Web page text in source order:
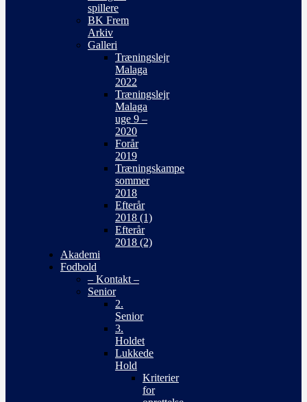
spillere
BK Frem
Arkiv
Galleri
Træningslejr
Malaga
2022
Træningslejr
Malaga
uge 9 –
2020
Forår
2019
Træningskampe
sommer
2018
Efterår
2018 (1)
Efterår
2018 (2)
Akademi
Fodbold
– Kontakt –
Senior
2.
Senior
3.
Holdet
Lukkede
Hold
Kriterier
for